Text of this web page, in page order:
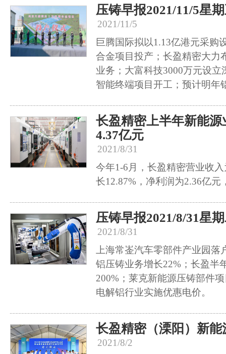
压铸早报2021/11/5星
2021/11/5
巨腾国际拟以1.13亿港元采购
合金项目投产；长盈精密大力
业务；大富科技3000万元设
智能终端项目开工；预计明年
长盈精密上半年新能
4.37亿元
2021/8/31
今年1-6月，长盈精密营业收
长12.87%，净利润为2.36亿元
压铸早报2021/8/31星
2021/8/31
上海常崟汽车零部件产业园
铝压铸业务增长22%；长盈半
200%；莱克新能源压铸部件
电解铝行业实施优惠电价。
长盈精密（溧阳）新
2021/8/2